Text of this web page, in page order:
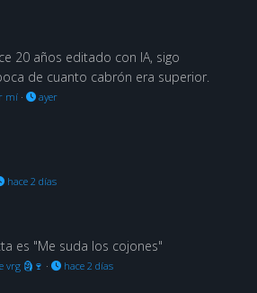
20 años editado con IA, sigo
de cuanto cabrón era superior.
mí· ayer
hace 2 días
es "Me suda los cojones"
vrg 🗿🍷 · hace 2 días